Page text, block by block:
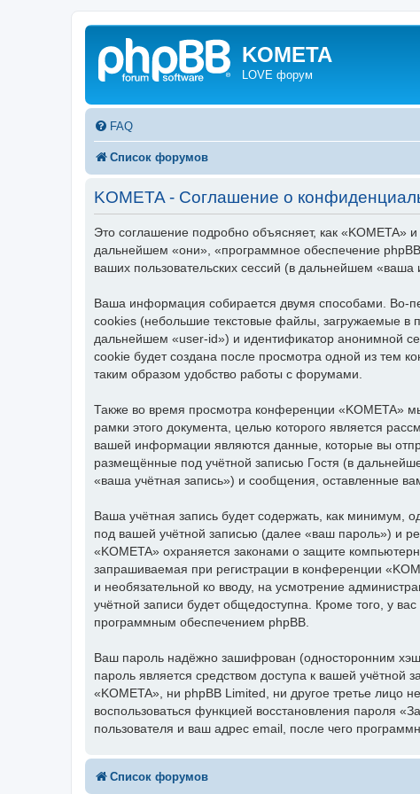
KOMETA
LOVE форум
FAQ
Список форумов
KOMETA - Соглашение о
Это соглашение подробно объясняет, как
дальнейшем «они», «программное обеспечение
ваших пользовательских сессий (в дальнейшем
Ваша информация собирается двумя способами. Во-
cookies (небольшие текстовые файлы, загружаемые в
дальнейшем «user-id») и идентификатор анонимной
cookie будет создана после просмотра одной из тем
таким образом удобство работы с форумами.
Также во время просмотра конференции «KOMETA»
рамки этого документа, целью которого является
вашей информации являются данные, которые вы
размещённые под учётной записью Гостя (в
«ваша учётная запись») и сообщения, оставленные
Ваша учётная запись будет содержать, как
под вашей учётной записью (далее «ваш пароль») и
«KOMETA» охраняется законами о защите
запрашиваемая при регистрации в конференции
и необязательной ко вводу, на усмотрение
учётной записи будет общедоступна. Кроме того, у
программным обеспечением phpBB.
Ваш пароль надёжно зашифрован (односторонним
пароль является средством доступа к вашей учётной
«KOMETA», ни phpBB Limited, ни другое третье лицо
воспользоваться функцией восстановления пароля
пользователя и ваш адрес email, после чего
Список форумов